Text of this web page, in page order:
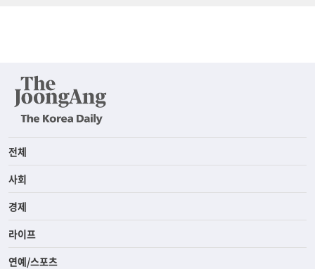
전체
사회
경제
라이프
연예/스포츠